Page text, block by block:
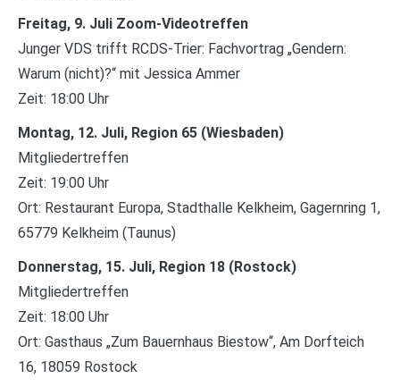
Freitag, 9. Juli Zoom-Videotreffen
Junger VDS trifft RCDS-Trier: Fachvortrag „Gendern:
Warum (nicht)?“ mit Jessica Ammer
Zeit: 18:00 Uhr
Montag, 12. Juli, Region 65 (Wiesbaden)
Mitgliedertreffen
Zeit: 19:00 Uhr
Ort: Restaurant Europa, Stadthalle Kelkheim, Gagernring 1,
65779 Kelkheim (Taunus)
Donnerstag, 15. Juli, Region 18 (Rostock)
Mitgliedertreffen
Zeit: 18:00 Uhr
Ort: Gasthaus „Zum Bauernhaus Biestow“, Am Dorfteich
16, 18059 Rostock